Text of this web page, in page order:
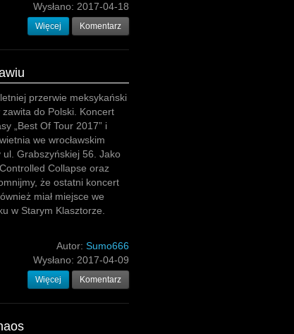
Wysłano: 2017-04-18
Więcej Komentarz
przerwie meksykański
do Polski. Koncert
„Best Of Tour 2017” i
we wrocławskim
ul. Grabszyńskiej 56. Jako
Collapse oraz
że ostatni koncert
miał miejsce we
w Starym Klasztorze.
Autor: Sumo666
Wysłano: 2017-04-09
Więcej Komentarz